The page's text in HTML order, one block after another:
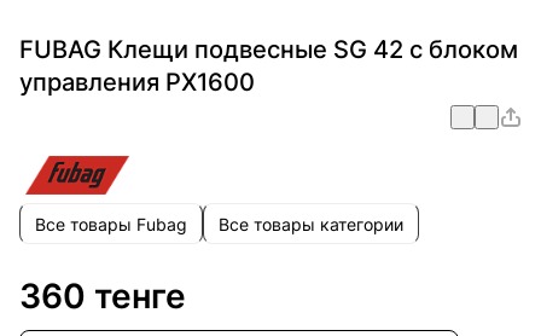
FUBAG Клещи подвесные SG 42 с блоком
управления PX1600
Все товары Fubag Все товары категории
360 тенге